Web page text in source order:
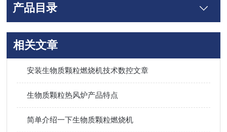
产品目录
相关文章
安装生物质颗粒燃烧机技术数控文章
生物质颗粒热风炉产品特点
简单介绍一下生物质颗粒燃烧机